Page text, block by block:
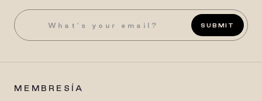
SUBMIT
MEMBRESÍA